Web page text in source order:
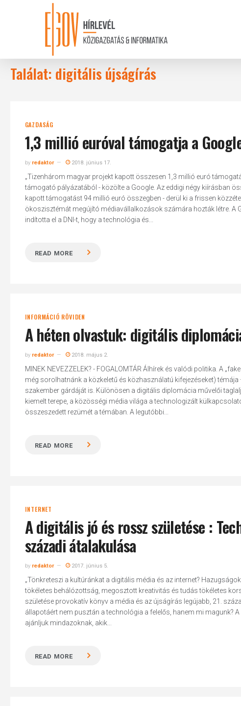
Találat: digitális újságírás
GAZDASÁG
1,3 millió euróval támogatja a
by redaktor 2018. június 17.
„Tizenhárom magyar projekt kapott összesen 1,3 millió euró
támogató pályázatából - közölte a Google. Az eddigi négy kiírásban
kapott támogatást 94 millió euró összegben - derül ki a frissen
ökoszisztémát megújító médiavállalkozások számára hozták létre. A
indította el a DNI-t, hogy a technológia és...
READ MORE
INFORMÁCIÓ RÖVIDEN
A héten olvastuk: digitális
by redaktor 2018. május 2.
MINEK NEVEZZELEK? - FOGALOMTÁR Álhírek és valódi politika. A
még sorolhatnánk a közkeletű és közhasználatú kifejezéseket)
szakember gárdáját is. Különösen a digitális diplomácia művelői
kiemelt terepe, a közösségi média világa a technologizált
összeszedett rezümét a témában. A legutóbbi...
READ MORE
INTERNET
A digitális jó és rossz születése :
századi átalakulása
by redaktor 2017. június 5.
„Tönkreteszi a kultúránkat a digitális média és az internet?
tökéletes behálózottság, megosztott kreativitás és tudás tökéletes
születése provokatív könyv a média és az újságírás legújabb, 21.
állapotáért nem pusztán a technológia a felelős, hanem mi magunk?
ajánljuk mindazoknak, akik...
READ MORE